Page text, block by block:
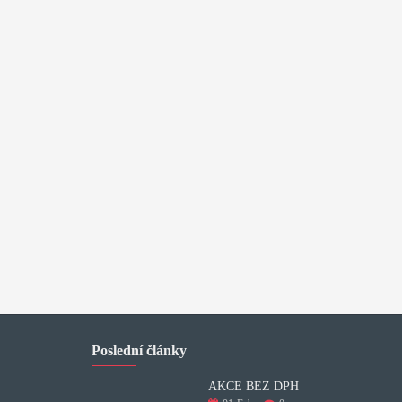
Poslední články
AKCE BEZ DPH